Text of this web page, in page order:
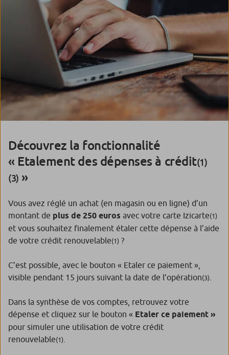
Découvrez la fonctionnalité
« Etalement des dépenses à crédit(1)
(3) »
Vous avez réglé un achat (en magasin ou en ligne) d’un
montant de plus de 250 euros avec votre carte Izicarte(1)
et vous souhaitez finalement étaler cette dépense à l’aide
de votre crédit renouvelable(1) ?
C’est possible, avec le bouton « Etaler ce paiement »,
visible pendant 15 jours suivant la date de l’opération(3)
Dans la synthèse de vos comptes, retrouvez votre
dépense et cliquez sur le bouton « Etaler ce paiement »
pour simuler une utilisation de votre crédit
renouvelable(1)